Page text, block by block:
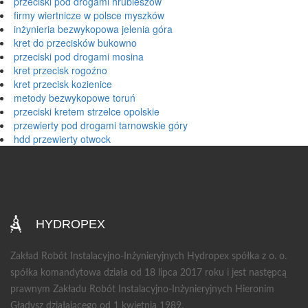
firmy wiertnicze w polsce myszków
inżynieria bezwykopowa jelenia góra
kret do przecisków bukowno
przeciski pod drogami mosina
kret przecisk rogoźno
kret przecisk kozienice
metody bezwykopowe toruń
przeciski kretem strzelce opolskie
przewierty pod drogami tarnowskie góry
hdd przewierty otwock
HYDROPEX
Zakład Robót Instalacyjno-Inżynieryjnych Hydropex spółka z o. o.
spółka komandytowa działa od 18 lipca 2017 roku i jest następcą
prawnym Zakładu Robót Instalacyjno-Inżynieryjnych Hieronim